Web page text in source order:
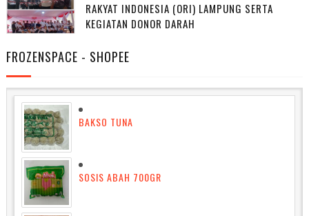
RAKYAT INDONESIA (ORI) LAMPUNG SERTA
KEGIATAN DONOR DARAH
FROZENSPACE - SHOPEE
BAKSO TUNA
SOSIS ABAH 700GR